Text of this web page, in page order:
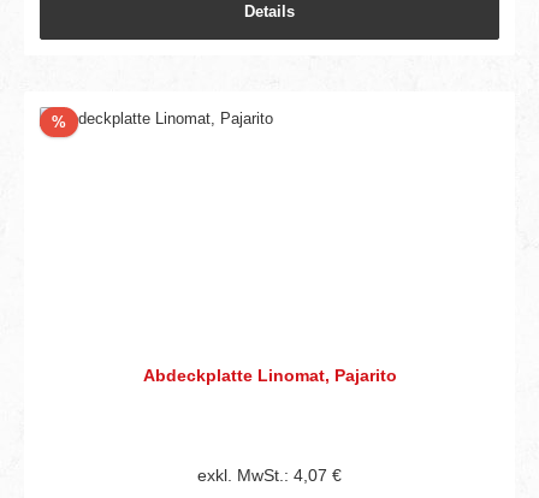
Details
%Rabatt
Abdeckplatte Linomat, Pajarito
exkl. MwSt.: 4,07 €